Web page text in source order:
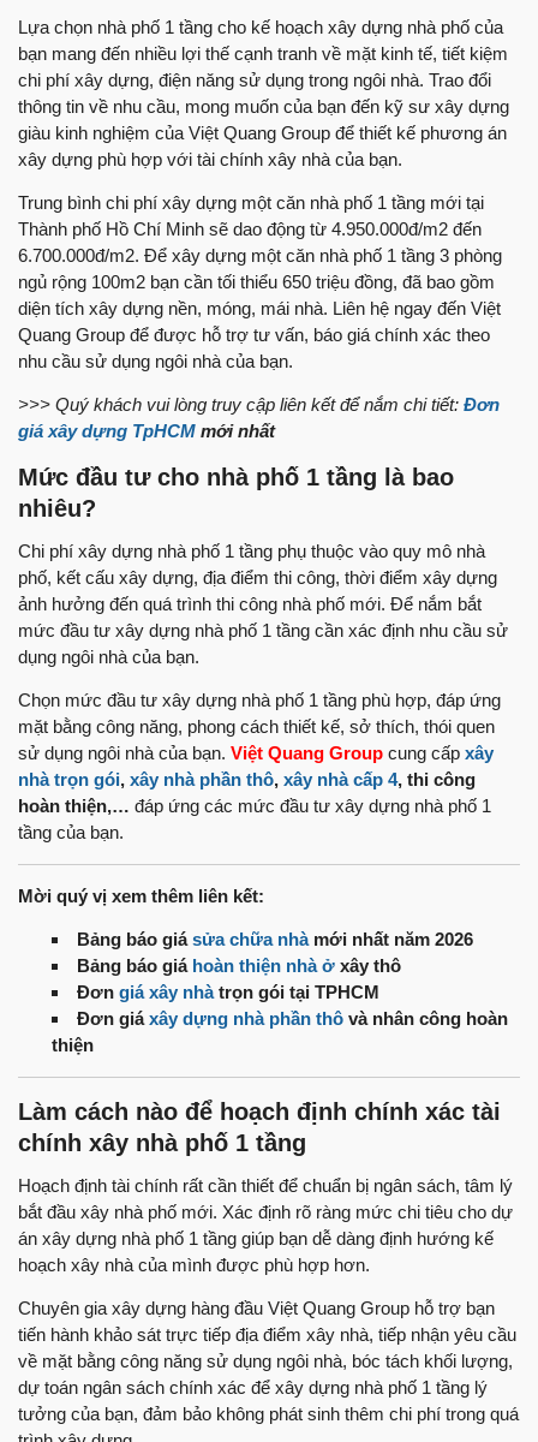
Lựa chọn nhà phố 1 tầng cho kế hoạch xây dựng nhà phố của
bạn mang đến nhiều lợi thế cạnh tranh về mặt kinh tế, tiết kiệm
chi phí xây dựng, điện năng sử dụng trong ngôi nhà. Trao đổi
thông tin về nhu cầu, mong muốn của bạn đến kỹ sư xây dựng
giàu kinh nghiệm của Việt Quang Group để thiết kế phương án
xây dựng phù hợp với tài chính xây nhà của bạn.
Trung bình chi phí xây dựng một căn nhà phố 1 tầng mới tại
Thành phố Hồ Chí Minh sẽ dao động từ 4.950.000đ/m2 đến
6.700.000đ/m2. Để xây dựng một căn nhà phố 1 tầng 3 phòng
ngủ rộng 100m2 bạn cần tối thiểu 650 triệu đồng, đã bao gồm
diện tích xây dựng nền, móng, mái nhà. Liên hệ ngay đến Việt
Quang Group để được hỗ trợ tư vấn, báo giá chính xác theo
nhu cầu sử dụng ngôi nhà của bạn.
>>> Quý khách vui lòng truy cập liên kết để nắm chi tiết: Đơn
giá xây dựng TpHCM mới nhất
Mức đầu tư cho nhà phố 1 tầng là bao
nhiêu?
Chi phí xây dựng nhà phố 1 tầng phụ thuộc vào quy mô nhà
phố, kết cấu xây dựng, địa điểm thi công, thời điểm xây dựng
ảnh hưởng đến quá trình thi công nhà phố mới. Để nắm bắt
mức đầu tư xây dựng nhà phố 1 tầng cần xác định nhu cầu sử
dụng ngôi nhà của bạn.
Chọn mức đầu tư xây dựng nhà phố 1 tầng phù hợp, đáp ứng
mặt bằng công năng, phong cách thiết kế, sở thích, thói quen
sử dụng ngôi nhà của bạn. Việt Quang Group cung cấp xây
nhà trọn gói, xây nhà phần thô, xây nhà cấp 4, thi công
hoàn thiện,… đáp ứng các mức đầu tư xây dựng nhà phố 1
tầng của bạn.
Mời quý vị xem thêm liên kết:
Bảng báo giásửa chữa nhàmới nhất năm 2026
Bảng báo giá hoàn thiện nhà ở xây thô
Đơn giá xây nhàtrọn gói tại TPHCM
Đơn giáxây dựng nhà phần thô và nhân công hoàn
thiện
Làm cách nào để hoạch định chính xác tài
chính xây nhà phố 1 tầng
Hoạch định tài chính rất cần thiết để chuẩn bị ngân sách, tâm lý
bắt đầu xây nhà phố mới. Xác định rõ ràng mức chi tiêu cho dự
án xây dựng nhà phố 1 tầng giúp bạn dễ dàng định hướng kế
hoạch xây nhà của mình được phù hợp hơn.
Chuyên gia xây dựng hàng đầu Việt Quang Group hỗ trợ bạn
tiến hành khảo sát trực tiếp địa điểm xây nhà, tiếp nhận yêu cầu
về mặt bằng công năng sử dụng ngôi nhà, bóc tách khối lượng,
dự toán ngân sách chính xác để xây dựng nhà phố 1 tầng lý
tưởng của bạn, đảm bảo không phát sinh thêm chi phí trong quá